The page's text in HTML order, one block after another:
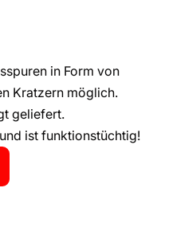
in Form von
Kratzern möglich.
geliefert.
ist funktionstüchtig!